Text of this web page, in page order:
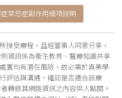
禁忌症副作用細項說明
接受療程，且經當事人同意分享，
資訊係為衛生教育、醫療知識共享
置均有潛在風險，故必需於真美學
評估與溝通，確認是否適合該療
轉錄其網路資訊之內容供人點閱。